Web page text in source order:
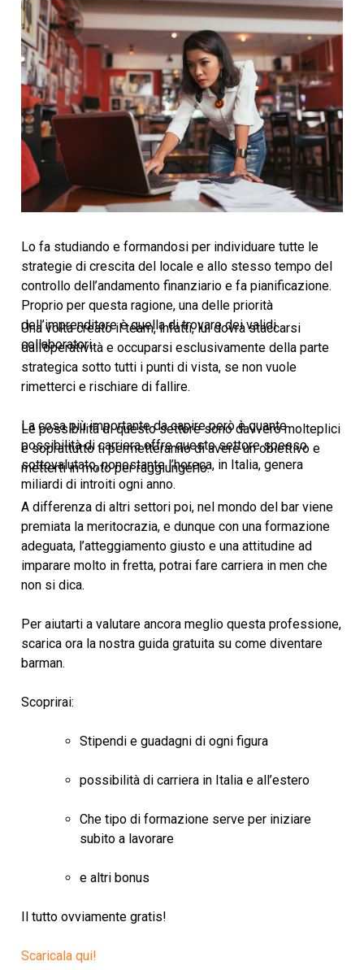
Lo fa studiando e formandosi per individuare tutte le
strategie di crescita del locale e allo stesso tempo del
controllo dell’andamento finanziario e fa pianificazione.
Proprio per questa ragione, una delle priorità
dell’imprenditore è quella di trovare dei validi
collaboratori.
Una volta creato il team, infatti, lui dovrà staccarsi
dall’operatività e occuparsi esclusivamente della parte
strategica sotto tutti i punti di vista, se non vuole
rimetterci e rischiare di fallire.
La cosa più importante da capire però è quante
possibilità di carriera offre questo settore spesso
sottovalutato, nonostante l’horeca, in Italia, genera
miliardi di introiti ogni anno.
Le possibilità di questo settore sono davvero molteplici
e soprattutto ti permetteranno di avere un obiettivo e
metterti in moto per raggiungerlo.
A differenza di altri settori poi, nel mondo del bar viene
premiata la meritocrazia, e dunque con una formazione
adeguata, l’atteggiamento giusto e una attitudine ad
imparare molto in fretta, potrai fare carriera in men che
non si dica.
Per aiutarti a valutare ancora meglio questa professione,
scarica ora la nostra guida gratuita su come diventare
barman.
Scoprirai:
Stipendi e guadagni di ogni figura
possibilità di carriera in Italia e all’estero
Che tipo di formazione serve per iniziare
subito a lavorare
e altri bonus
Il tutto ovviamente gratis!
Scaricala qui!